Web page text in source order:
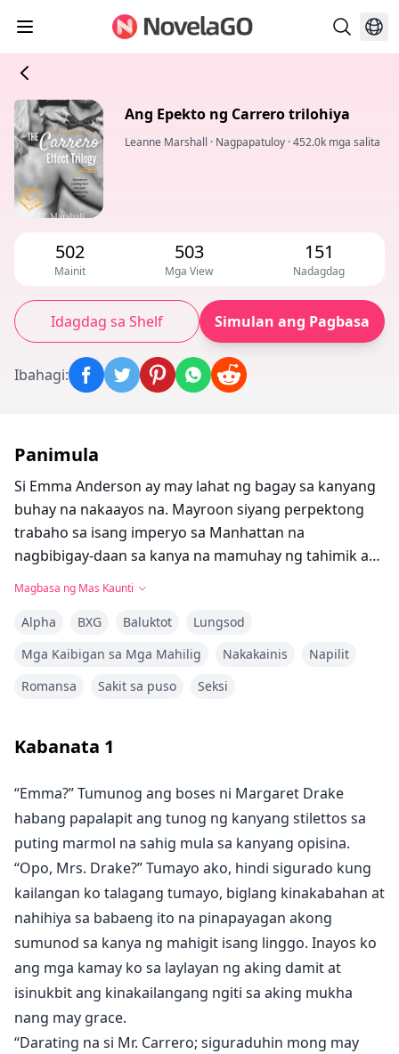
Ang Epekto ng Carrero trilohiya
Leanne Marshall · Nagpapatuloy ·452.0k mga salita
502
Mainit
503
Mga View
151
Nadagdag
Idagdag sa Shelf Simulan ang Pagbasa
Ibahagi:
Panimula
Si Emma Anderson ay may lahat ng bagay sa kanyang
buhay na nakaayos na. Mayroon siyang perpektong
trabaho sa isang imperyo sa Manhattan na
nagbibigay-daan sa kanya na mamuhay ng tahimik at
organisadong buhay. Isang pangangailangan para sa
masasamang alaala, pang-aabuso, at isang ina na
walang silbi. Ngunit, kasama nito ay may isang
lahat ng akala niyang kailangan niya sa kanyang
kanya diretso sa malapit na pagtatrabaho sa batang,
may kahanga-hangang reputasyon bilang isang
manlalaro. Nakatali bilang kanyang kanang kamay,
bawat gising na sandali ng bawat araw, napagtanto
niya na siya ang eksaktong uri ng tao na maaaring
magpagulo sa kanya, at hindi sa magandang paraan.
Parang tisa at keso, siya ay lahat ng hindi siya. Mapilit,
tiwala sa sarili, relaks, dominante at masaya, na may
seryosong relaks na pag-uugali sa kaswal na
pakikipagtalik at pakikipag-date. Si Jake lamang ang
may kakayahang magpatumba sa kanyang maayos na
panlabas na anyo, na hindi natitinag sa kanyang
saradong ugali at malamig na asal, ngunit kahit gaano
Magbasa ng Mas Kaunti
Alpha BXG Baluktot
Lungsod
Mga Kaibigan sa Mga Mahilig
Nakakainis
Napilit
Romansa
Sakit sa puso Seksi
Kabanata 1
“Emma?” Tumunog ang boses ni Margaret Drake
habang papalapit ang tunog ng kanyang stilettos sa
puting marmol na sahig mula sa kanyang opisina.
“Opo, Mrs. Drake?” Tumayo ako, hindi sigurado kung
kailangan ko talagang tumayo, biglang kinakabahan at
nahihiya sa babaeng ito na pinapayagan akong
sumunod sa kanya ng mahigit isang linggo. Inayos ko
ang mga kamay ko sa laylayan ng aking damit at
isinukbit ang kinakailangang ngiti sa aking mukha
nang may grace.
“Darating na si Mr. Carrero; siguraduhin mong may